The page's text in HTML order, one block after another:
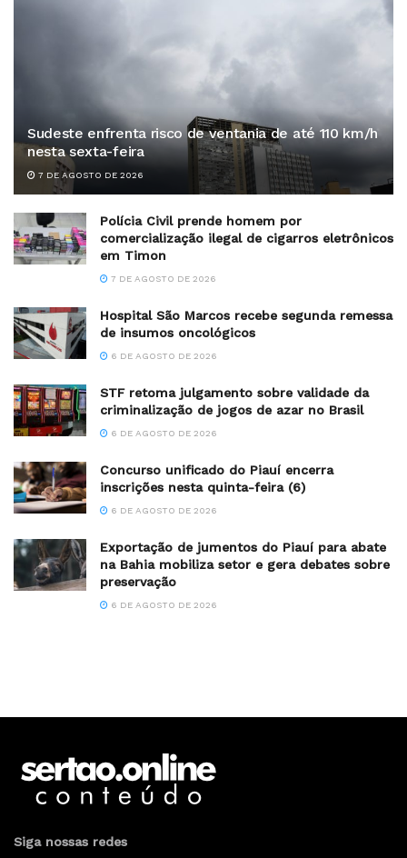
Sudeste enfrenta risco de ventania de até 110 km/h
nesta sexta-feira
7 DE AGOSTO DE 2026
Polícia Civil prende homem por
comercialização ilegal de cigarros eletrônicos
em Timon
7 DE AGOSTO DE 2026
Hospital São Marcos recebe segunda remessa
de insumos oncológicos
6 DE AGOSTO DE 2026
STF retoma julgamento sobre validade da
criminalização de jogos de azar no Brasil
6 DE AGOSTO DE 2026
Concurso unificado do Piauí encerra
inscrições nesta quinta-feira (6)
6 DE AGOSTO DE 2026
Exportação de jumentos do Piauí para abate
na Bahia mobiliza setor e gera debates sobre
preservação
6 DE AGOSTO DE 2026
Siga nossas redes